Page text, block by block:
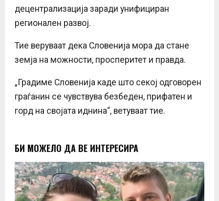
децентрализација заради унифициран
регионален развој.
Тие веруваат дека Словенија мора да стане
земја на можности, просперитет и правда.
„Градиме Словенија каде што секој одговорен
граѓанин се чувствува безбеден, прифатен и
горд на својата иднина“, ветуваат тие.
БИ МОЖЕЛО ДА ВЕ ИНТЕРЕСИРА